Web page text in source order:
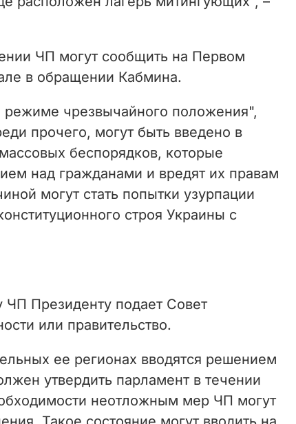
e
o
ЧП могут сообщить на Первом
в обращении Кабмина.
чрезвычайного положения",
прочего, могут быть введено в
беспорядков, которые
над гражданами и вредят их правам
могут стать попытки узурпации
строя Украины с
ЧП Президенту подает Совет
или правительство.
ее регионах вводятся решением
утвердить парламент в течении
неотложным мер ЧП могут